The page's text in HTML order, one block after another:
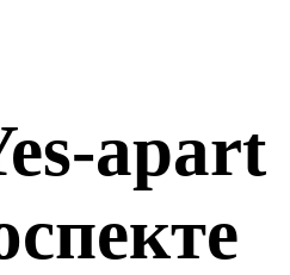
apart